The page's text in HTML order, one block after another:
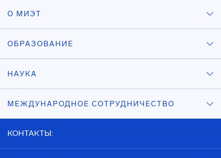
О МИЭТ
ОБРАЗОВАНИЕ
НАУКА
МЕЖДУНАРОДНОЕ СОТРУДНИЧЕСТВО
КОНТАКТЫ: